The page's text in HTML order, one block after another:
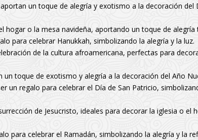
un toque de alegría y exotismo a la decoración del
hogar o la mesa navideña, aportando un toque de alegría
para celebrar Hanukkah, simbolizando la alegría y la luz.
de la cultura afroamericana, perfectas para
toque de exotismo y alegría a la decoración del Año
un regalo para celebrar el Día de San Patricio,
de Jesucristo, ideales para decorar la iglesia o el
para celebrar el Ramadán, simbolizando la alegría y la